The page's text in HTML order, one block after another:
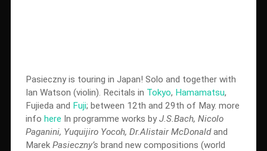
Pasieczny is touring in Japan! Solo and together with
Ian Watson (violin). Recitals in Tokyo, Hamamatsu,
Fujieda and Fuji; between 12th and 29th of May. more
info here In programme works byJ.S.Bach, Nicolo
Paganini, Yuquijiro Yocoh, Dr.Alistair McDonaldand
Marek Pasieczny’s brand new compositions (world